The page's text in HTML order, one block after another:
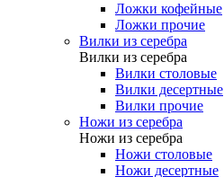
Ложки кофейные
Ложки прочие
Вилки из серебра
Вилки из серебра
Вилки столовые
Вилки десертные
Вилки прочие
Ножи из серебра
Ножи из серебра
Ножи столовые
Ножи десертные